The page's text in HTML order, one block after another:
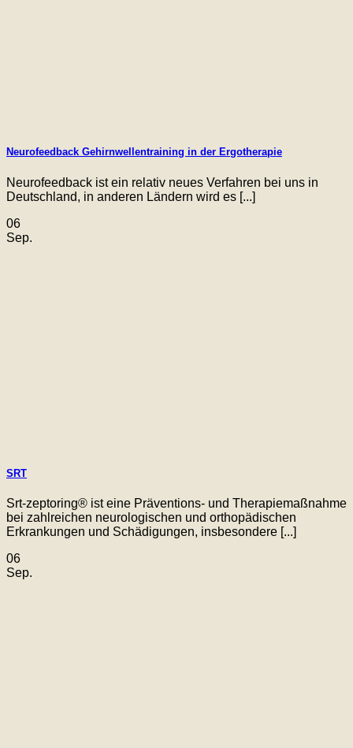
Neurofeedback Gehirnwellentraining in der Ergotherapie
Neurofeedback ist ein relativ neues Verfahren bei uns in
Deutschland, in anderen Ländern wird es [...]
06
Sep.
SRT
Srt-zeptoring® ist eine Präventions- und Therapiemaßnahme
bei zahlreichen neurologischen und orthopädischen
Erkrankungen und Schädigungen, insbesondere [...]
06
Sep.